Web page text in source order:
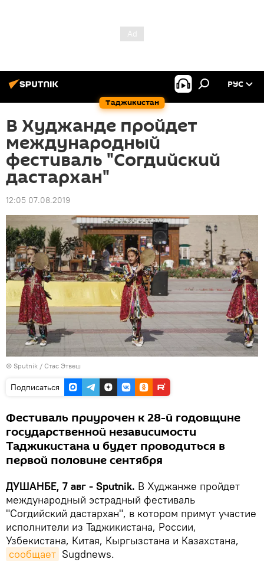
Таджикистан
РУС
В Худжанде пройдет
международный
фестиваль "Согдийский
дастархан"
12:05 07.08.2019
© Sputnik / Стас Этвеш
Подписаться
Фестиваль приурочен к 28-й годовщине
государственной независимости
Таджикистана и будет проводиться в
первой половине сентября
ДУШАНБЕ, 7 авг - Sputnik. В Худжанже пройдет
международный эстрадный фестиваль
"Согдийский дастархан", в котором примут участие
исполнители из Таджикистана, России,
Узбекистана, Китая, Кыргызстана и Казахстана,
сообщает Sugdnews.